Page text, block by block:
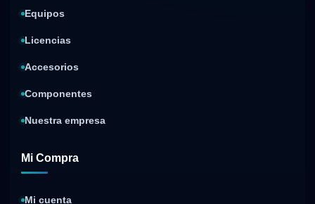
Equipos
Licencias
Accesorios
Componentes
Nuestra empresa
Mi Compra
Mi cuenta